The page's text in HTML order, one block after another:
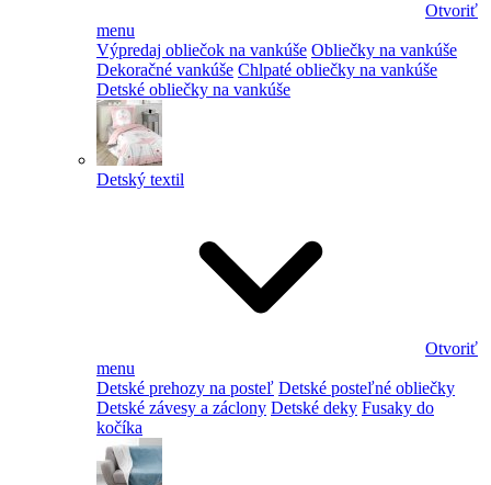
Otvoriť
menu
Výpredaj obliečok na vankúše Obliečky na vankúše
Dekoračné vankúše Chlpaté obliečky na vankúše
Detské obliečky na vankúše
Detský textil
Otvoriť
menu
Detské prehozy na posteľ Detské posteľné obliečky
Detské závesy a záclony Detské deky Fusaky do
kočíka